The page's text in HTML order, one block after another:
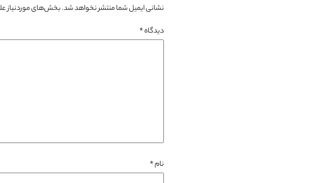
نشانی ایمیل شما منتشر نخواهد شد.بخش‌های موردنیاز
دیدگاه*
نام*